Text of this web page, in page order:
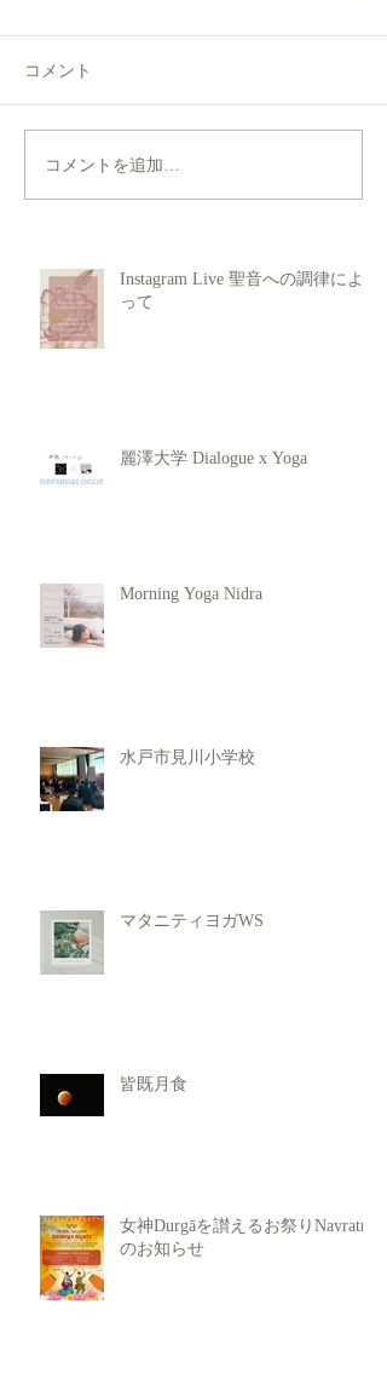
コメント
コメントを追加…
Instagram Live 聖音への調律によ
って
麗澤大学 Dialogue x Yoga
Morning Yoga Nidra
水戸市見川小学校
マタニティヨガWS
皆既月食
女神Durgāを讃えるお祭りNavratri
のお知らせ